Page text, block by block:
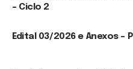
– Ciclo 2
Edital 03/2026 e Anexos –